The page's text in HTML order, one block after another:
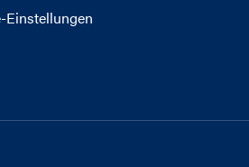
Einstellungen